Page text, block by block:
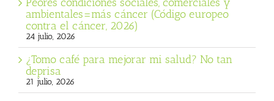
ambientales=más cáncer (Código europeo
contra el cáncer, 2026)
24 julio, 2026
¿Tomo café para mejorar mi salud? No tan
deprisa
21 julio, 2026